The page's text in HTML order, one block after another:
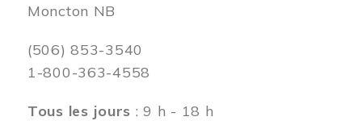
Moncton NB
(506) 853-3540
1-800-363-4558
Tous les jours : 9 h - 18 h